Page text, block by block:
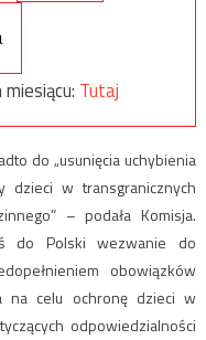
Tutaj
do „usunięcia uchybienia
dzieci w transgranicznych
– podała Komisja.
do Polski wezwanie do
obowiązków
na celu ochronę dzieci w
odpowiedzialności